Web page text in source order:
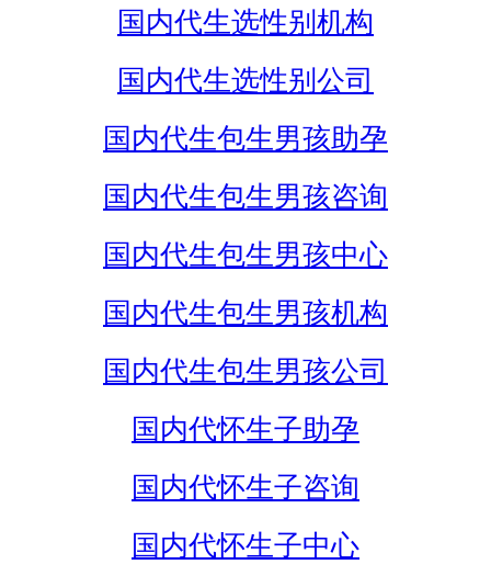
国内代生选性别机构
国内代生选性别公司
国内代生包生男孩助孕
国内代生包生男孩咨询
国内代生包生男孩中心
国内代生包生男孩机构
国内代生包生男孩公司
国内代怀生子助孕
国内代怀生子咨询
国内代怀生子中心